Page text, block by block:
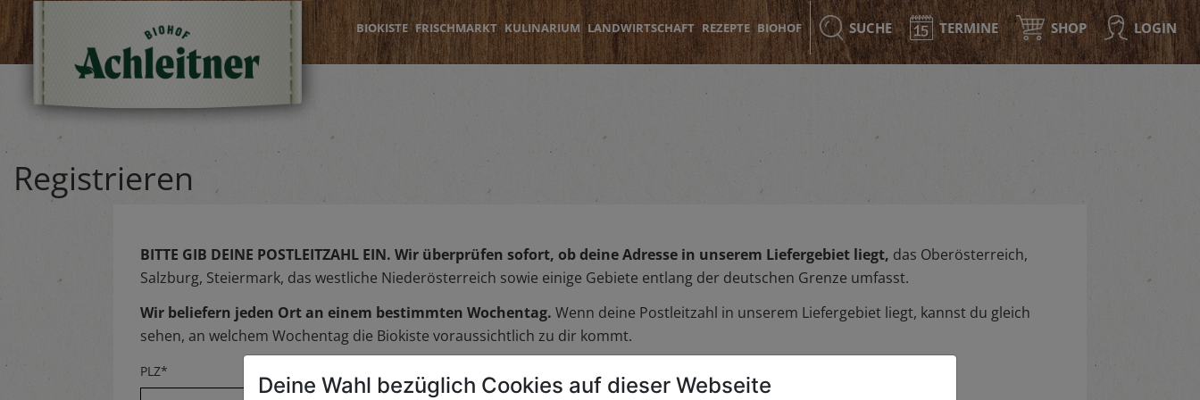
BIOKISTE FRISCHMARKT KULINARIUM LANDWIRTSCHAFT REZEPTE BIOHOF SUCHE TERMINE SHOP LOGIN
Registrieren
BITTE GIB DEINE POSTLEITZAHL EIN. Wir überprüfen sofort, ob deine Adresse in unserem Liefergebiet liegt, das Oberösterreich,
Salzburg, Steiermark, das westliche Niederösterreich sowie einige Gebiete entlang der deutschen Grenze umfasst.
Wir beliefern jeden Ort an einem bestimmten Wochentag. Wenn deine Postleitzahl in unserem Liefergebiet liegt, kannst du gleich
sehen, an welchem Wochentag die Biokiste voraussichtlich zu dir kommt.
PLZ*
Deine Wahl bezüglich Cookies auf dieser Webseite